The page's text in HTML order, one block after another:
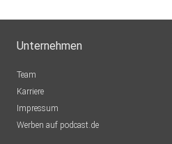
Unternehmen
Team
Karriere
Impressum
Werben auf podcast.de